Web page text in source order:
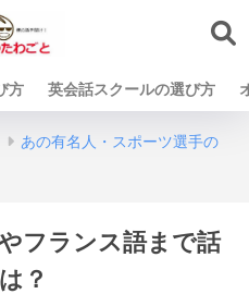
方 英会話スクールの選び方
あの有名人・スポーツ選手の
フランス語まで話
？